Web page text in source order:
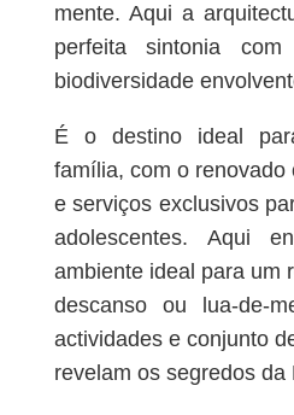
mente. Aqui a
perfeita sintonia
biodiversidade
É o destino ideal
família, com o renovado
e serviços exclusivos
adolescentes. Aqui
ambiente ideal para um
descanso ou lua-de-
actividades e conjunto
revelam os segredos da